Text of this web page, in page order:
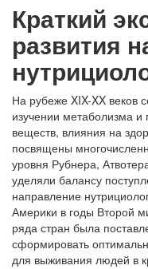
Краткий
развития
На рубеже XIX-XX веков
изучении метаболизма
веществ, влияния на
посвящены
уровня Рубнера,
уделяли балансу
направление
Америки в годы Второй
ряда стран была
сформировать
для выживания людей в